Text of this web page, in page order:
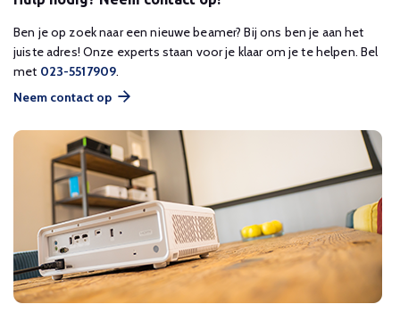
Ben je op zoek naar een nieuwe beamer? Bij ons ben je aan het
juiste adres! Onze experts staan voor je klaar om je te helpen. Bel
met 023-5517909.
Neem contact op